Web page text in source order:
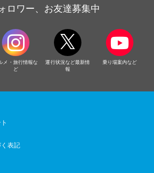
ロワー、お友達募集中
メ・旅行情報な
ど
運行状況など最新情
報
乗り場案内など
表記